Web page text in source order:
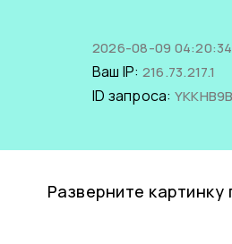
2026-08-09
Ваш IP: 216.73.217.1
ID запроса:
Разверните картинку